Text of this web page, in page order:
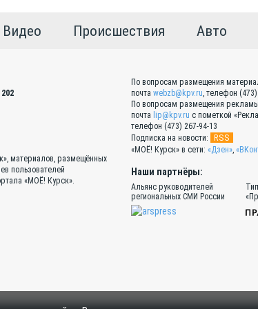
Видео Происшествия Авто
материалов, размещённых
пользователей
«МОЁ! Курск».
По вопросам размещения
почта webzb@kpv.ru, телефон
По вопросам размещения
почта lip@kpv.ru с пометкой
телефон (473) 267-94-13
Подписка на новости:
RSS
«МОЁ! Курск» в сети: «Дзен»,
Наши партнёры:
Альянс руководителей
региональных СМИ России